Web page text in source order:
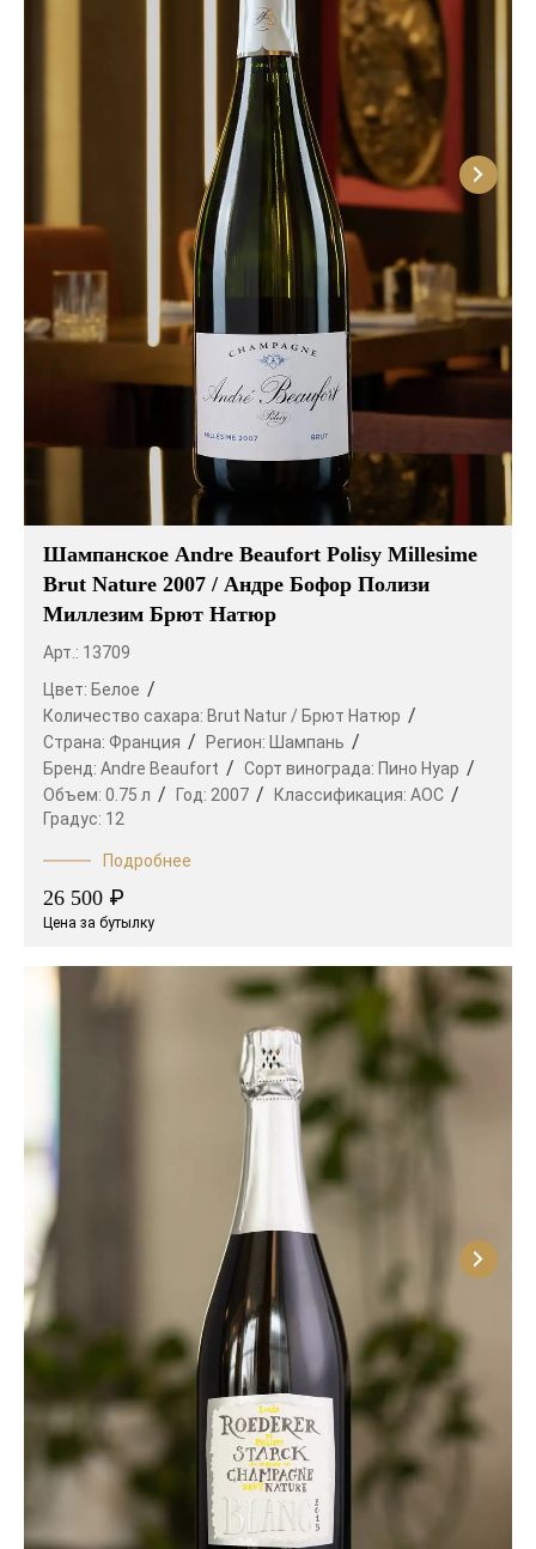
Шампанское Andre Beaufort Polisy Millesime
Brut Nature 2007 / Андре Бофор Полизи
Миллезим Брют Натюр
Арт.: 13709
Цвет: Белое
Количество сахара: Brut Natur / Брют Натюр
Страна: Франция Регион: Шампань
Бренд: Andre Beaufort Сорт винограда: Пино Нуар
Объем: 0.75 л Год: 2007 Классификация: AOC
Градус: 12
Подробнее
26 500 ₽
Цена за бутылку